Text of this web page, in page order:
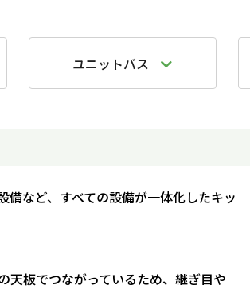
ユニットバス
備など、すべての設備が一体化したキッ
天板でつながっているため、継ぎ目や